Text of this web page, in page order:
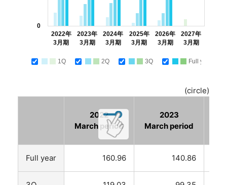
2022年
3月期
2023年
3月期
2024年
3月期
2025年
3月期
2026年
3月期
2027年
3月期
0
1Q 2Q 3Q Full year
(circle)
2022
March period
2023
March period
Full year 160.96 140.86